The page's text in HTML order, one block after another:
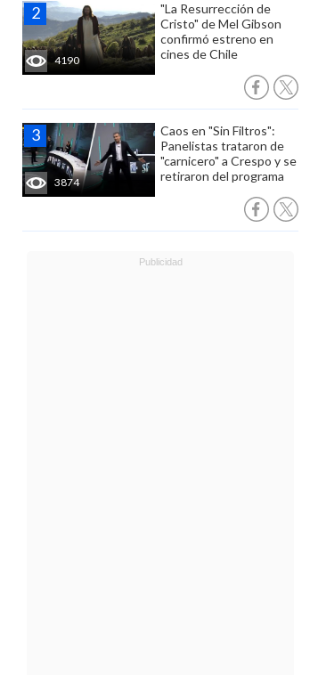
4190
"La Resurrección de
Cristo" de Mel Gibson
confirmó estreno en
cines de Chile
3874
Caos en "Sin Filtros":
Panelistas trataron de
"carnicero" a Crespo y se
retiraron del programa